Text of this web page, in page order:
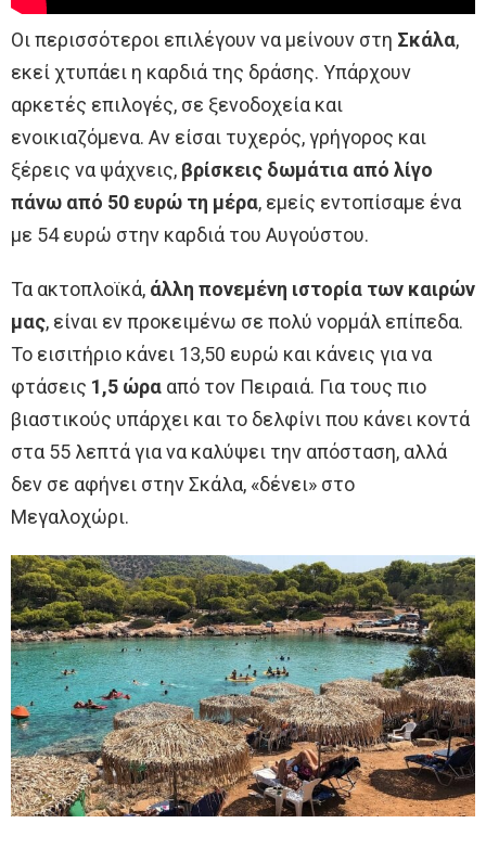
Οι περισσότεροι επιλέγουν να μείνουν στη Σκάλα,
εκεί χτυπάει η καρδιά της δράσης. Υπάρχουν
αρκετές επιλογές, σε ξενοδοχεία και
ενοικιαζόμενα. Αν είσαι τυχερός, γρήγορος και
ξέρεις να ψάχνεις, βρίσκεις δωμάτια από λίγο
πάνω από 50 ευρώ τη μέρα, εμείς εντοπίσαμε ένα
με 54 ευρώ στην καρδιά του Αυγούστου.
Τα ακτοπλοϊκά, άλλη πονεμένη ιστορία των καιρών
μας, είναι εν προκειμένω σε πολύ νορμάλ επίπεδα.
Το εισιτήριο κάνει 13,50 ευρώ και κάνεις για να
φτάσεις 1,5 ώρα από τον Πειραιά. Για τους πιο
βιαστικούς υπάρχει και το δελφίνι που κάνει κοντά
στα 55 λεπτά για να καλύψει την απόσταση, αλλά
δεν σε αφήνει στην Σκάλα, «δένει» στο
Μεγαλοχώρι.